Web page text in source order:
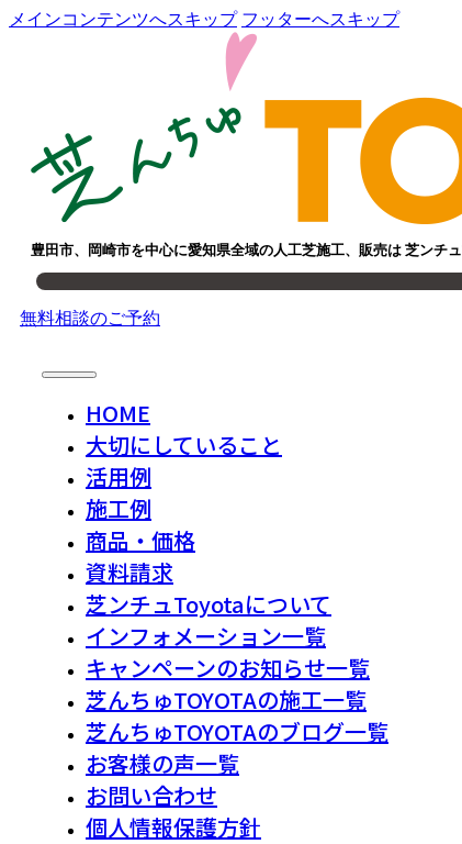
メインコンテンツへスキップ フッターへスキップ
豊田市、岡崎市を中心に愛知県全域の人工芝施工、販売は 芝ンチ
無料相談のご予約
HOME
大切にしていること
活用例
施工例
商品・価格
資料請求
芝ンチュToyotaについて
インフォメーション一覧
キャンペーンのお知らせ一覧
芝んちゅTOYOTAの施工一覧
芝んちゅTOYOTAのブログ一覧
お客様の声一覧
お問い合わせ
個人情報保護方針